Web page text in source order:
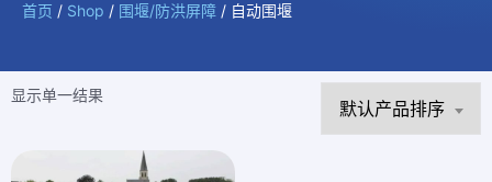
首页 / Shop / 围堰/防洪屏障 / 自动围堰
显示单一结果